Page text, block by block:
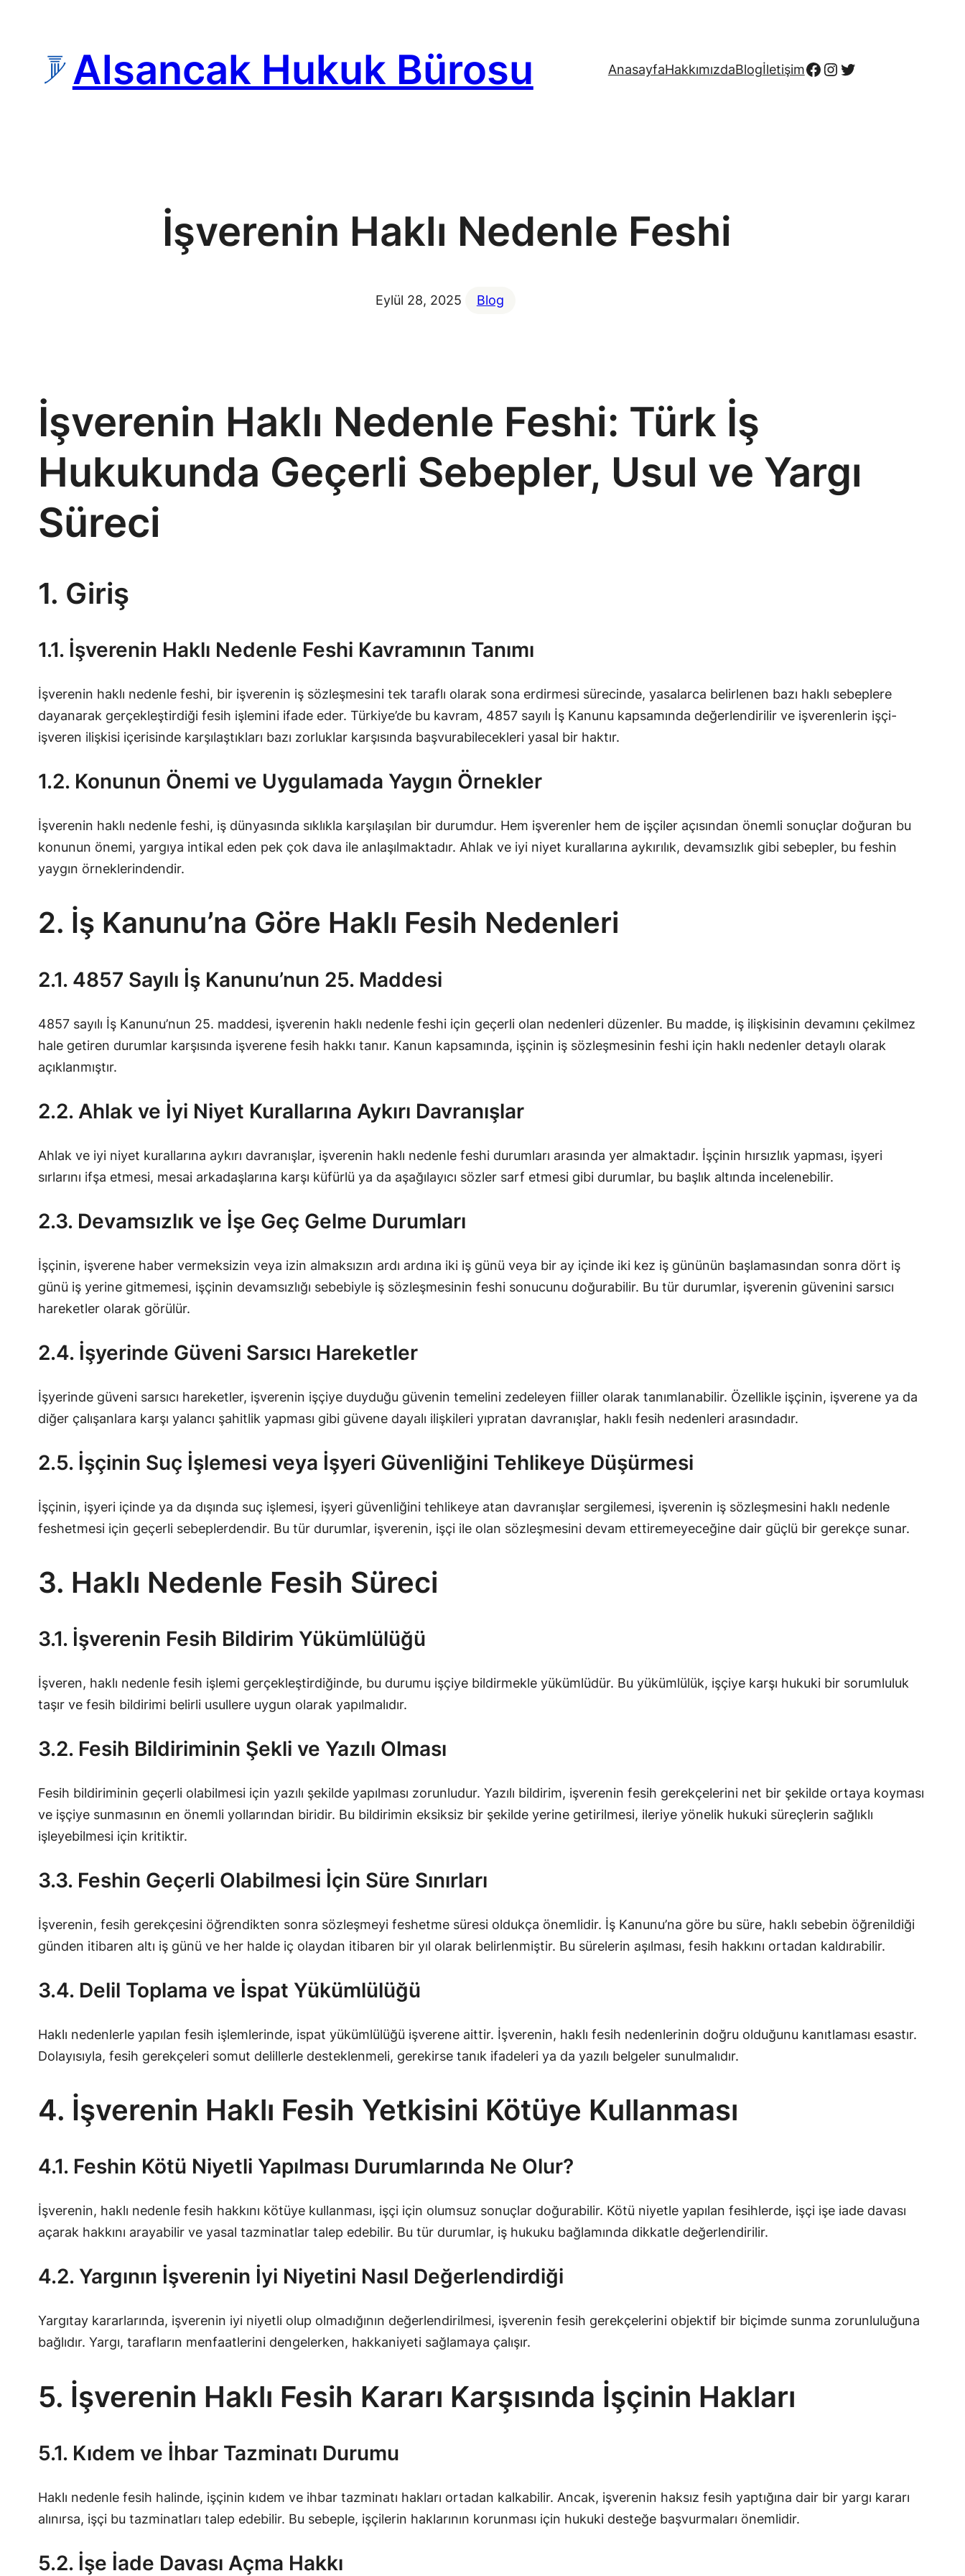
Alsancak Hukuk Bürosu AnasayfaHakkımızdaBlogİletişimFacebook
Instagram
Twitter
İşverenin Haklı Nedenle Feshi
Eylül 28, 2025 Blog
İşverenin Haklı Nedenle Feshi: Türk İş
Hukukunda Geçerli Sebepler, Usul ve Yargı
Süreci
1. Giriş
1.1. İşverenin Haklı Nedenle Feshi Kavramının Tanımı
İşverenin haklı nedenle feshi, bir işverenin iş sözleşmesini tek taraflı olarak sona erdirmesi sürecinde, yasalarca belirlenen bazı haklı sebeplere
dayanarak gerçekleştirdiği fesih işlemini ifade eder. Türkiye’de bu kavram, 4857 sayılı İş Kanunu kapsamında değerlendirilir ve işverenlerin işçi-
işveren ilişkisi içerisinde karşılaştıkları bazı zorluklar karşısında başvurabilecekleri yasal bir haktır.
1.2. Konunun Önemi ve Uygulamada Yaygın Örnekler
İşverenin haklı nedenle feshi, iş dünyasında sıklıkla karşılaşılan bir durumdur. Hem işverenler hem de işçiler açısından önemli sonuçlar doğuran bu
konunun önemi, yargıya intikal eden pek çok dava ile anlaşılmaktadır. Ahlak ve iyi niyet kurallarına aykırılık, devamsızlık gibi sebepler, bu feshin
yaygın örneklerindendir.
2. İş Kanunu’na Göre Haklı Fesih Nedenleri
2.1. 4857 Sayılı İş Kanunu’nun 25. Maddesi
4857 sayılı İş Kanunu’nun 25. maddesi, işverenin haklı nedenle feshi için geçerli olan nedenleri düzenler. Bu madde, iş ilişkisinin devamını çekilmez
hale getiren durumlar karşısında işverene fesih hakkı tanır. Kanun kapsamında, işçinin iş sözleşmesinin feshi için haklı nedenler detaylı olarak
açıklanmıştır.
2.2. Ahlak ve İyi Niyet Kurallarına Aykırı Davranışlar
Ahlak ve iyi niyet kurallarına aykırı davranışlar, işverenin haklı nedenle feshi durumları arasında yer almaktadır. İşçinin hırsızlık yapması, işyeri
sırlarını ifşa etmesi, mesai arkadaşlarına karşı küfürlü ya da aşağılayıcı sözler sarf etmesi gibi durumlar, bu başlık altında incelenebilir.
2.3. Devamsızlık ve İşe Geç Gelme Durumları
İşçinin, işverene haber vermeksizin veya izin almaksızın ardı ardına iki iş günü veya bir ay içinde iki kez iş gününün başlamasından sonra dört iş
günü iş yerine gitmemesi, işçinin devamsızlığı sebebiyle iş sözleşmesinin feshi sonucunu doğurabilir. Bu tür durumlar, işverenin güvenini sarsıcı
hareketler olarak görülür.
2.4. İşyerinde Güveni Sarsıcı Hareketler
İşyerinde güveni sarsıcı hareketler, işverenin işçiye duyduğu güvenin temelini zedeleyen fiiller olarak tanımlanabilir. Özellikle işçinin, işverene ya da
diğer çalışanlara karşı yalancı şahitlik yapması gibi güvene dayalı ilişkileri yıpratan davranışlar, haklı fesih nedenleri arasındadır.
2.5. İşçinin Suç İşlemesi veya İşyeri Güvenliğini Tehlikeye Düşürmesi
İşçinin, işyeri içinde ya da dışında suç işlemesi, işyeri güvenliğini tehlikeye atan davranışlar sergilemesi, işverenin iş sözleşmesini haklı nedenle
feshetmesi için geçerli sebeplerdendir. Bu tür durumlar, işverenin, işçi ile olan sözleşmesini devam ettiremeyeceğine dair güçlü bir gerekçe sunar.
3. Haklı Nedenle Fesih Süreci
3.1. İşverenin Fesih Bildirim Yükümlülüğü
İşveren, haklı nedenle fesih işlemi gerçekleştirdiğinde, bu durumu işçiye bildirmekle yükümlüdür. Bu yükümlülük, işçiye karşı hukuki bir sorumluluk
taşır ve fesih bildirimi belirli usullere uygun olarak yapılmalıdır.
3.2. Fesih Bildiriminin Şekli ve Yazılı Olması
Fesih bildiriminin geçerli olabilmesi için yazılı şekilde yapılması zorunludur. Yazılı bildirim, işverenin fesih gerekçelerini net bir şekilde ortaya koyması
ve işçiye sunmasının en önemli yollarından biridir. Bu bildirimin eksiksiz bir şekilde yerine getirilmesi, ileriye yönelik hukuki süreçlerin sağlıklı
işleyebilmesi için kritiktir.
3.3. Feshin Geçerli Olabilmesi İçin Süre Sınırları
İşverenin, fesih gerekçesini öğrendikten sonra sözleşmeyi feshetme süresi oldukça önemlidir. İş Kanunu’na göre bu süre, haklı sebebin öğrenildiği
günden itibaren altı iş günü ve her halde iç olaydan itibaren bir yıl olarak belirlenmiştir. Bu sürelerin aşılması, fesih hakkını ortadan kaldırabilir.
3.4. Delil Toplama ve İspat Yükümlülüğü
Haklı nedenlerle yapılan fesih işlemlerinde, ispat yükümlülüğü işverene aittir. İşverenin, haklı fesih nedenlerinin doğru olduğunu kanıtlaması esastır.
Dolayısıyla, fesih gerekçeleri somut delillerle desteklenmeli, gerekirse tanık ifadeleri ya da yazılı belgeler sunulmalıdır.
4. İşverenin Haklı Fesih Yetkisini Kötüye Kullanması
4.1. Feshin Kötü Niyetli Yapılması Durumlarında Ne Olur?
İşverenin, haklı nedenle fesih hakkını kötüye kullanması, işçi için olumsuz sonuçlar doğurabilir. Kötü niyetle yapılan fesihlerde, işçi işe iade davası
açarak hakkını arayabilir ve yasal tazminatlar talep edebilir. Bu tür durumlar, iş hukuku bağlamında dikkatle değerlendirilir.
4.2. Yargının İşverenin İyi Niyetini Nasıl Değerlendirdiği
Yargıtay kararlarında, işverenin iyi niyetli olup olmadığının değerlendirilmesi, işverenin fesih gerekçelerini objektif bir biçimde sunma zorunluluğuna
bağlıdır. Yargı, tarafların menfaatlerini dengelerken, hakkaniyeti sağlamaya çalışır.
5. İşverenin Haklı Fesih Kararı Karşısında İşçinin Hakları
5.1. Kıdem ve İhbar Tazminatı Durumu
Haklı nedenle fesih halinde, işçinin kıdem ve ihbar tazminatı hakları ortadan kalkabilir. Ancak, işverenin haksız fesih yaptığına dair bir yargı kararı
alınırsa, işçi bu tazminatları talep edebilir. Bu sebeple, işçilerin haklarının korunması için hukuki desteğe başvurmaları önemlidir.
5.2. İşe İade Davası Açma Hakkı